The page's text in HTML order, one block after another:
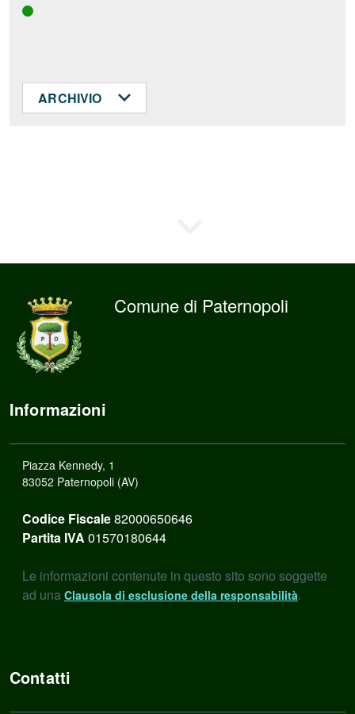
ARCHIVIO
Comune di Paternopoli
Informazioni
Piazza Kennedy, 1
83052 Paternopoli (AV)
Codice Fiscale82000650646
Partita IVA 01570180644
Le informazioni contenute in questo sito sono soggette
ad una Clausola di esclusione della responsabilità.
Contatti